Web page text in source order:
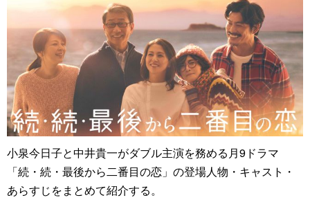
小泉今日子と中井貴一がダブル主演を務める月9ドラマ
「続・続・最後から二番目の恋」の登場人物・キャスト・
あらすじをまとめて紹介する。